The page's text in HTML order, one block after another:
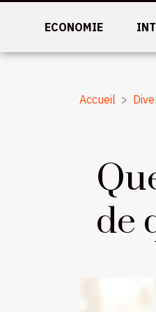
ECONOMIE
Accueil
de